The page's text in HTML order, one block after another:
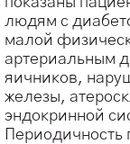
людям с
малой
артериальным
яичников,
железы,
эндокринной